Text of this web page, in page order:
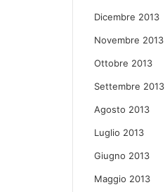
Dicembre 2013
Novembre 2013
Ottobre 2013
Settembre 2013
Agosto 2013
Luglio 2013
Giugno 2013
Maggio 2013